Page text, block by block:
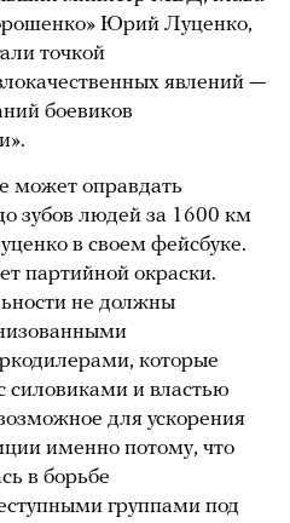
Юрий Луценко,
точкой
явлений —
боевиков
может оправдать
зубов людей за 1600 км
в своем фейсбуке.
партийной окраски.
не должны
которые
силовиками и властью
для ускорения
именно потому, что
в борьбе
группами под